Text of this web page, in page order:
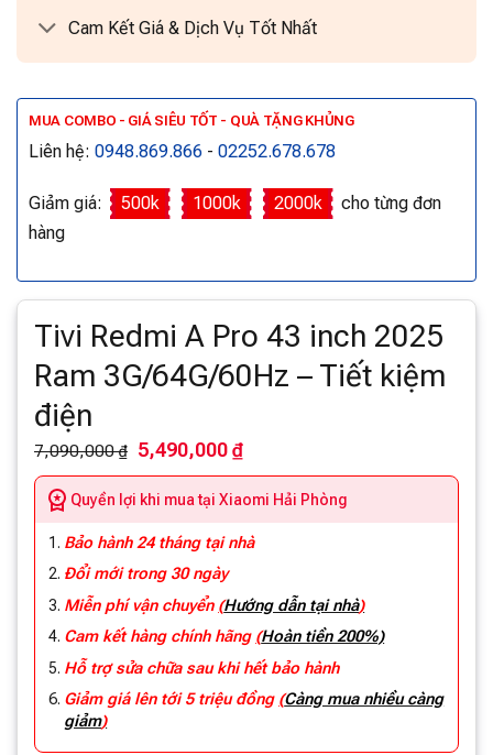
Cam Kết Giá & Dịch Vụ Tốt Nhất
MUA COMBO - GIÁ SIÊU TỐT - QUÀ TẶNG KHỦNG
Liên hệ: 0948.869.866 - 02252.678.678
Giảm giá: 500k 1000k 2000k
cho từng đơn
hàng
Tivi Redmi A Pro 43 inch 2025
Ram 3G/64G/60Hz – Tiết kiệm
điện
7,090,000 ₫ 5,490,000 ₫
Quyền lợi khi mua tại Xiaomi Hải Phòng
Bảo hành 24 tháng tại nhà
Đổi mới trong 30 ngày
Miễn phí vận chuyển (Hướng dẫn tại nhà)
Cam kết hàng chính hãng (Hoàn tiền 200%)
Hỗ trợ sửa chữa sau khi hết bảo hành
Giảm giá lên tới 5 triệu đồng (Càng mua nhiều càng
giảm)